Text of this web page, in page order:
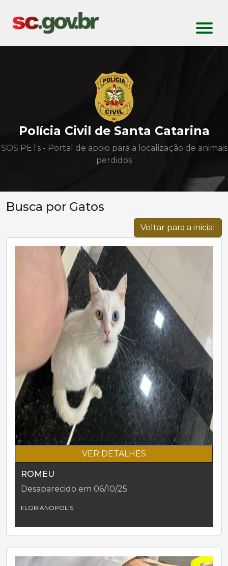
Polícia Civil de Santa Catarina
SOS PETs - Portal de apoio para a localização de animais
perdidos
Busca por Gatos
Voltar para a inicial
VER DETALHES
ROMEU
Desaparecido em 06/10/25
FLORIANOPOLIS